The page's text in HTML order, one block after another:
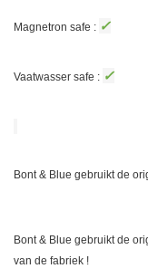
Magnetron safe : ✓
Vaatwasser safe : ✓
Bont & Blue gebruikt de
Bont & Blue gebruikt de
van de fabriek !